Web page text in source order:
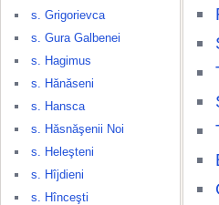
s. Grigorievca
s. Gura Galbenei
s. Hagimus
s. Hănăseni
s. Hansca
s. Hăsnăşenii Noi
s. Heleşteni
s. Hîjdieni
s. Hînceşti